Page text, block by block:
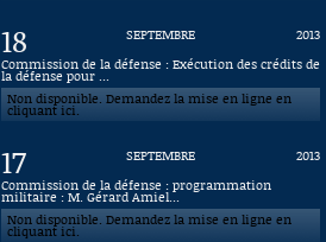
18 SEPTEMBRE
2013
Commission de la défense : Exécution des crédits de
la défense pour ...
Non disponible. Demandez la mise en ligne en
cliquant ici.
17 SEPTEMBRE
2013
Commission de la défense : programmation
militaire : M. Gérard Amiel...
Non disponible. Demandez la mise en ligne en
cliquant ici.